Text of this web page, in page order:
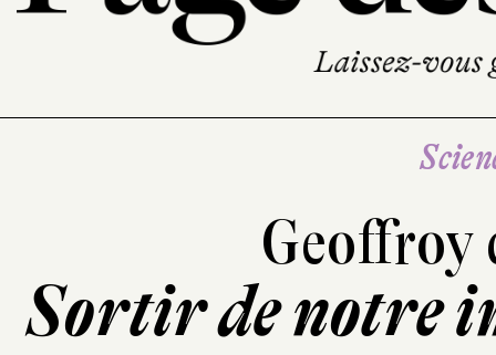
Geoffroy
Sortir de notre